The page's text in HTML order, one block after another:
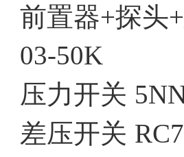
前置器+探头
03-50K
压力开关
差压开关